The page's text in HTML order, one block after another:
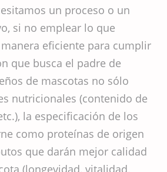
un proceso o un
si no emplear lo que
eficiente para cumplir
que busca el padre de
de mascotas no sólo
nutricionales (contenido de
la especificación de los
como proteínas de origen
que darán mejor calidad
(longevidad, vitalidad,